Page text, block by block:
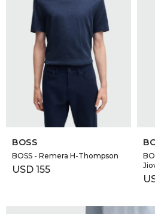
SELECCIONAR TALLE
BOSS
BOSS - Remera H-Thompson
USD 155